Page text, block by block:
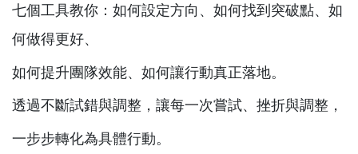
七個工具教你：如何設定方向、如何找到突破點、如
何做得更好、
如何提升團隊效能、如何讓行動真正落地。
透過不斷試錯與調整，讓每一次嘗試、挫折與調整，
一步步轉化為具體行動。